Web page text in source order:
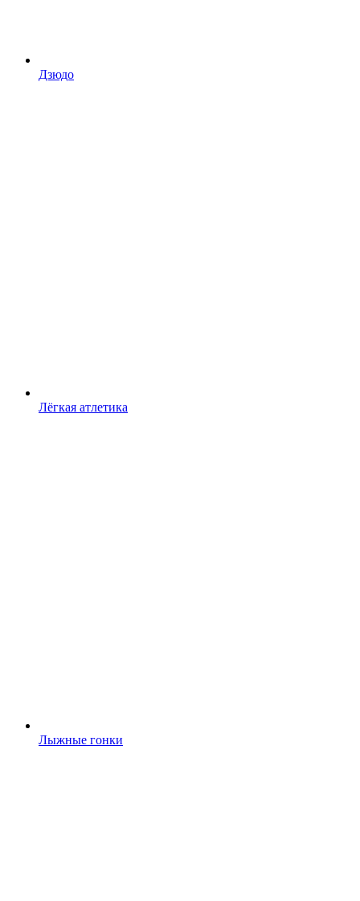
Дзюдо
Лёгкая атлетика
Лыжные гонки